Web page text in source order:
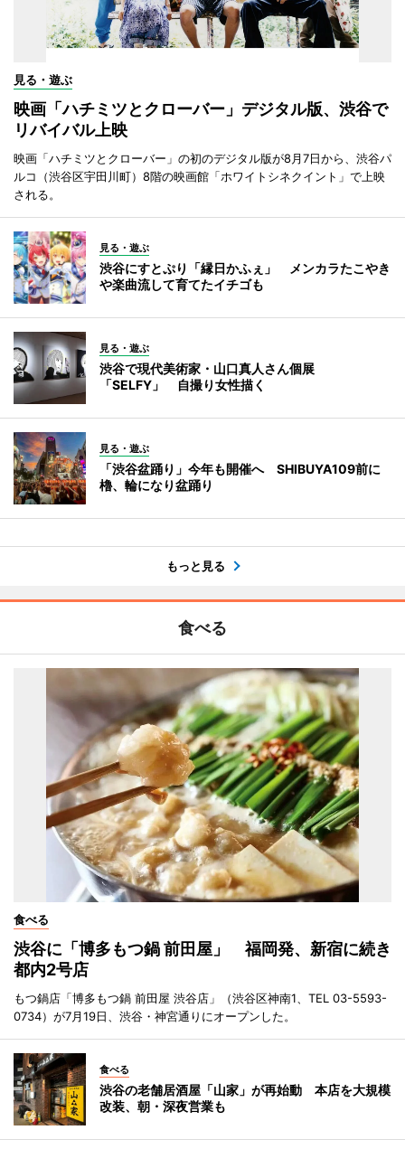
見る・遊ぶ
映画「ハチミツとクローバー」デジタル版、渋谷で
リバイバル上映
映画「ハチミツとクローバー」の初のデジタル版が8月7日から、渋谷パ
ルコ（渋谷区宇田川町）8階の映画館「ホワイトシネクイント」で上映
される。
見る・遊ぶ
渋谷にすとぷり「縁日かふぇ」 メンカラたこやき
や楽曲流して育てたイチゴも
見る・遊ぶ
渋谷で現代美術家・山口真人さん個展
「SELFY」 自撮り女性描く
見る・遊ぶ
「渋谷盆踊り」今年も開催へ SHIBUYA109前に
櫓、輪になり盆踊り
もっと見る
食べる
食べる
渋谷に「博多もつ鍋 前田屋」 福岡発、新宿に続き
都内2号店
もつ鍋店「博多もつ鍋 前田屋 渋谷店」（渋谷区神南1、TEL 03-5593-
0734）が7月19日、渋谷・神宮通りにオープンした。
食べる
渋谷の老舗居酒屋「山家」が再始動 本店を大規模
改装、朝・深夜営業も